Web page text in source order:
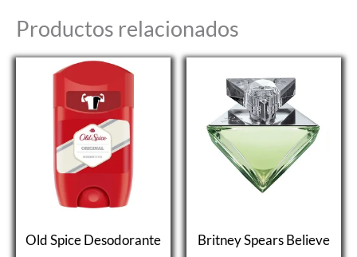
Productos relacionados
Old Spice Desodorante
Britney Spears Believe